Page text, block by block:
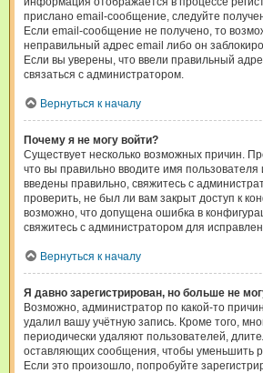
прислано email-сообщение, следуйте
Если email-сообщение не получено, то
неправильный адрес email либо он
Если вы уверены, что ввели правильный
связаться с администратором.
Вернуться к началу
Почему я не могу войти?
Существует несколько возможных причин.
что вы правильно вводите имя
введены правильно, свяжитесь с
проверить, не был ли вам закрыт доступ к
возможно, что допущена ошибка в
свяжитесь с администратором для
Вернуться к началу
Я давно зарегистрирован, но больше не
Возможно, администратор по какой-то
удалил вашу учётную запись. Кроме того,
периодически удаляют пользователей,
оставляющих сообщения, чтобы уменьшить
Если это произошло, попробуйте